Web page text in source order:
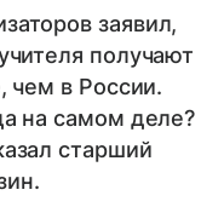
заявил,
получают
чем в России.
на самом деле?
старший